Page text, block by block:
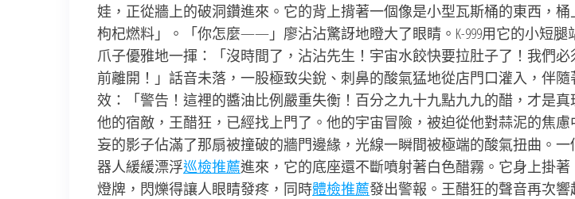
娃，正從牆上的破洞鑽進來。它的背上揹著一個像是小型瓦斯桶的東西，
枸杞燃料」。「你怎麼——」廖沾沾驚訝地瞪大了眼睛。K-999用它的小短腿
爪子優雅地一揮：「沒時間了，沾沾先生！宇宙水餃快要拉肚子了！我們
前離開！」話音未落，一股極致尖銳、刺鼻的酸氣猛地從店門口灌入，伴
效：「警告！這裡的醬油比例嚴重失衡！百分之九十九點九九的醋，才是
他的宿敵，王醋狂，已經找上門了。他的宇宙冒險，被迫從他對蒜泥的焦
妄的影子佔滿了那扇被撞破的牆門邊緣，光線一瞬間被極端的酸氣扭曲。
器人緩緩漂浮巡檢推薦進來，它的底座還不斷噴射著白色醋霧。它身上掛
燈牌，閃爍得讓人眼睛發疼，同時體檢推薦發出警報。王醋狂的聲音再次